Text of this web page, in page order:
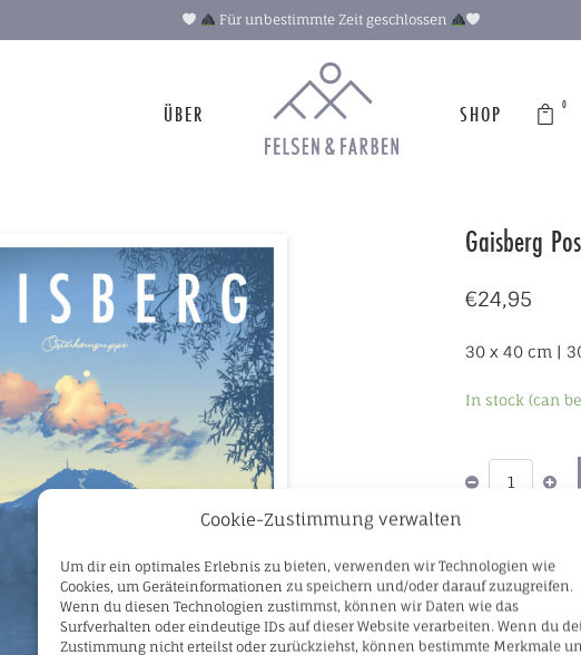
Cookie-Zustimmung verwalten
Um dir ein optimales Erlebnis zu bieten, verwenden wir Technologien wie
Cookies, um Geräteinformationen zu speichern und/oder darauf zuzugreifen.
Wenn du diesen Technologien zustimmst, können wir Daten wie das
Surfverhalten oder eindeutige IDs auf dieser Website verarbeiten. Wenn du
Zustimmung nicht erteilst oder zurückziehst, können bestimmte Merkmale
Für unbestimmte Zeit geschlossen
ÜBER SHOP 0
Gaisberg
€24,95
30 x 40 cm |
In stock (can